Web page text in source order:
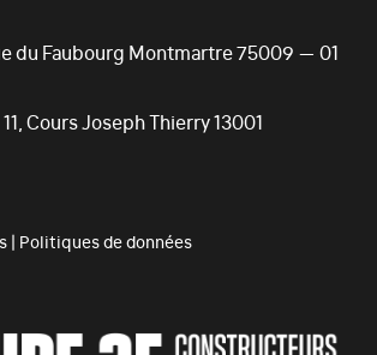
du Faubourg Montmartre 75009 — 01
11, Cours Joseph Thierry 13001
| Politiques de données